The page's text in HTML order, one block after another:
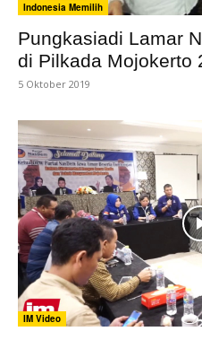
Indonesia Memilih
Pungkasiadi Lamar
di Pilkada Mojokerto
5 Oktober 2019
IM Video